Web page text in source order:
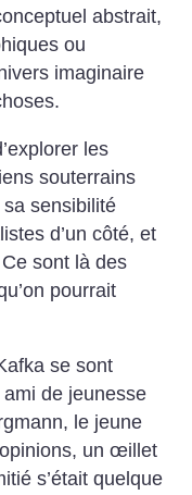
abstrait,
ou
imaginaire
les
souterrains
sensibilité
d’un côté, et
sont là des
pourrait
se sont
de jeunesse
le jeune
un œillet
s’était quelque